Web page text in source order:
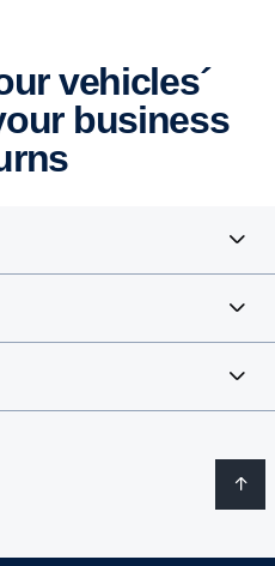
business